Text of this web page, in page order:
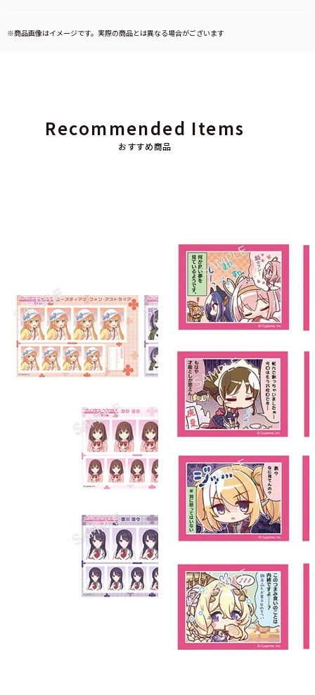
※商品画像はイメージです。実際の商品とは異なる場合がございます
おすすめ商品
Recommended Items